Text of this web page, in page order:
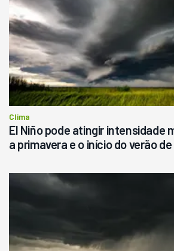
Clima
El Niño pode atingir intensidade
a primavera e o início do verão